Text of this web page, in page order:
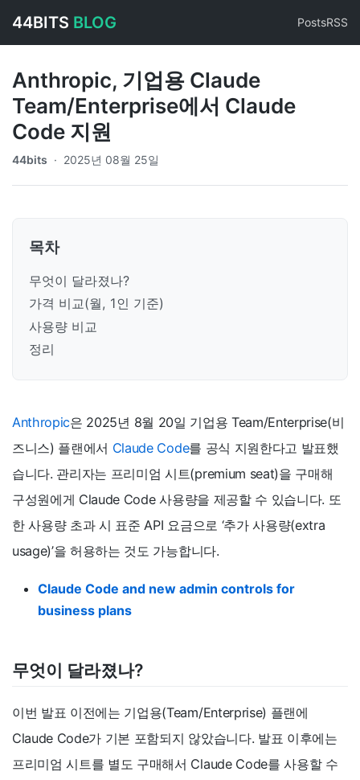
44BITS BLOG PostsRSS
Anthropic, 기업용 Claude
Team/Enterprise에서 Claude
Code 지원
44bits · 2025년 08월 25일
목차
무엇이 달라졌나?
가격 비교(월, 1인 기준)
사용량 비교
정리
Anthropic은 2025년 8월 20일 기업용 Team/Enterprise(비
즈니스) 플랜에서 Claude Code를 공식 지원한다고 발표했
습니다. 관리자는 프리미엄 시트(premium seat)을 구매해
구성원에게 Claude Code 사용량을 제공할 수 있습니다. 또
한 사용량 초과 시 표준 API 요금으로 ‘추가 사용량(extra
usage)’을 허용하는 것도 가능합니다.
Claude Code and new admin controls for
business plans
무엇이 달라졌나?
이번 발표 이전에는 기업용(Team/Enterprise) 플랜에
Claude Code가 기본 포함되지 않았습니다. 발표 이후에는
프리미엄 시트를 별도 구매해서 Claude Code를 사용할 수